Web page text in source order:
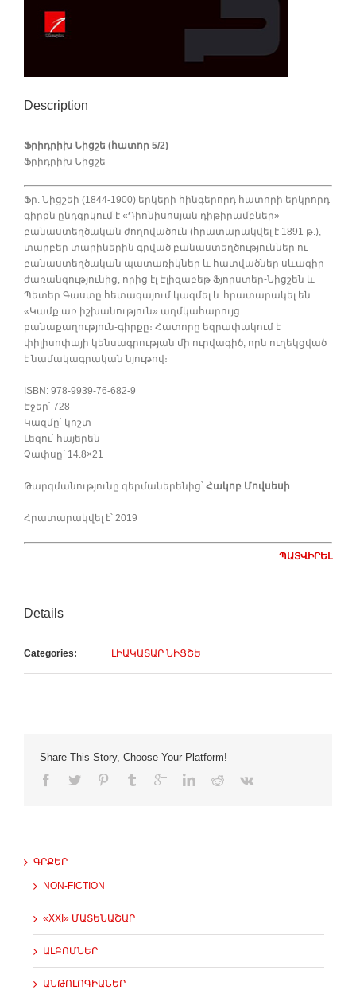
Description
Ֆրիդրիխ Նիցշե (հատոր 5/2)
Ֆրիդրիխ Նիցշե
Ֆր. Նիցշեի (1844-1900) երկերի հինգերորդ հատորի երկրորդ
գիրքն ընդգրկում է «Դիոնիսոսյան դիթիրամբներ»
բանաստեղծական ժողովածուն (հրատարակվել է 1891 թ.),
տարբեր տարիներին գրված բանաստեղծություններ ու
բանաստեղծական պատառիկներ և հատվածներ սևագիր
ժառանգությունից, որից էլ Էլիզաբեթ Ֆյորստեր-Նիցշեն և
Պետեր Գաստը հետագայում կազմել և հրատարակել են
«Կամք առ իշխանություն» աղմկահարույց
բանաքաղություն-գիրքը։ Հատորը եզրափակում է
փիլիսոփայի կենսագրության մի ուրվագիծ, որն ուղեկցված
է նամակագրական նյութով։
ISBN: 978-9939-76-682-9
Էջեր՝ 728
Կազմը՝ կոշտ
Լեզու՝ հայերեն
Չափսը՝ 14.8×21
Թարգմանությունը գերմաներենից՝ Հակոբ Մովսեսի
Հրատարակվել է՝ 2019
ՊԱՏՎԻՐԵԼ
Details
Categories: ԼԻԱԿԱՏԱՐ ՆԻՑՇԵ
Share This Story, Choose Your Platform!
ԳՐՔԵՐ
NON-FICTION
«XXI» ՄԱՏԵՆԱՇԱՐ
ԱԼԲՈՄՆԵՐ
ԱՆԹՈԼՈԳԻԱՆԵՐ